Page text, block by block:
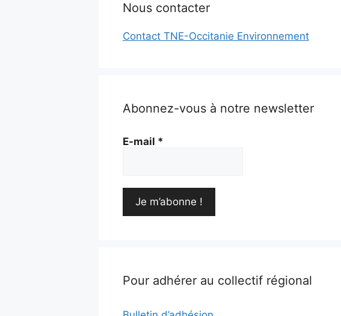
Nous contacter
Contact TNE-Occitanie Environnement
Abonnez-vous à notre newsletter
E-mail *
Pour adhérer au collectif régional